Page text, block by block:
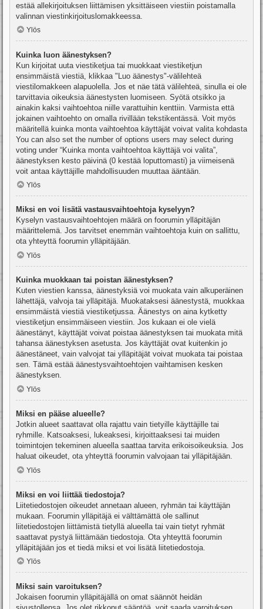
estää allekirjoituksen liittämisen yksittäiseen viestiin poistamalla
valinnan viestinkirjoituslomakkeessa.
Ylös
Kuinka luon äänestyksen?
Kun kirjoitat uuta viestiketjua tai muokkaat viestiketjun
ensimmäistä viestiä, klikkaa "Luo äänestys"-välilehteä
viestilomakkeen alapuolella. Jos et näe tätä välilehteä, sinulla ei ole
tarvittavia oikeuksia äänestysten luomiseen. Syötä otsikko ja
ainakin kaksi vaihtoehtoa niille varattuihin kenttiin. Varmista että
jokainen vaihtoehto on omalla rivillään tekstikentässä. Voit myös
määritellä kuinka monta vaihtoehtoa käyttäjät voivat valita kohdasta
You can also set the number of options users may select during
voting under “Kuinka monta vaihtoehtoa käyttäjä voi valita”,
äänestyksen kesto päivinä (0 kestää loputtomasti) ja viimeisenä
voit antaa käyttäjille mahdollisuuden muuttaa ääntään.
Ylös
Miksi en voi lisätä vastausvaihtoehtoja kyselyyn?
Kyselyn vastausvaihtoehtojen määrä on foorumin ylläpitäjän
määrittelemä. Jos tarvitset enemmän vaihtoehtoja kuin on sallittu,
ota yhteyttä foorumin ylläpitäjään.
Ylös
Kuinka muokkaan tai poistan äänestyksen?
Kuten viestien kanssa, äänestyksiä voi muokata vain alkuperäinen
lähettäjä, valvoja tai ylläpitäjä. Muokataksesi äänestystä, muokkaa
ensimmäistä viestiä viestiketjussa. Äänestys on aina kytketty
viestiketjun ensimmäiseen viestiin. Jos kukaan ei ole vielä
äänestänyt, käyttäjät voivat poistaa äänestyksen tai muokata mitä
tahansa äänestyksen asetusta. Jos käyttäjät ovat kuitenkin jo
äänestäneet, vain valvojat tai ylläpitäjät voivat muokata tai poistaa
sen. Tämä estää äänestysvaihtoehtojen vaihtamisen kesken
äänestyksen.
Ylös
Miksi en pääse alueelle?
Jotkin alueet saattavat olla rajattu vain tietyille käyttäjille tai
ryhmille. Katsoaksesi, lukeaksesi, kirjoittaaksesi tai muiden
toimintojen tekeminen alueella saattaa tarvita erikoisoikeuksia. Jos
haluat oikeudet, ota yhteyttä foorumin valvojaan tai ylläpitäjään.
Ylös
Miksi en voi liittää tiedostoja?
Liitetiedostojen oikeudet annetaan alueen, ryhmän tai käyttäjän
mukaan. Foorumin ylläpitäjä ei välttämättä ole sallinut
liitetiedostojen liittämistä tietyllä alueella tai vain tietyt ryhmät
saattavat pystyä liittämään tiedostoja. Ota yhteyttä foorumin
ylläpitäjään jos et tiedä miksi et voi lisätä liitetiedostoja.
Ylös
Miksi sain varoituksen?
Jokaisen foorumin ylläpitäjällä on omat säännöt heidän